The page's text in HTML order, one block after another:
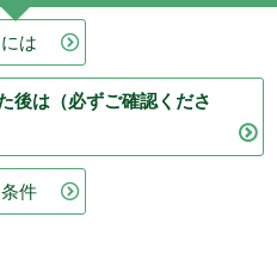
は
後は（必ずご確認くださ
件